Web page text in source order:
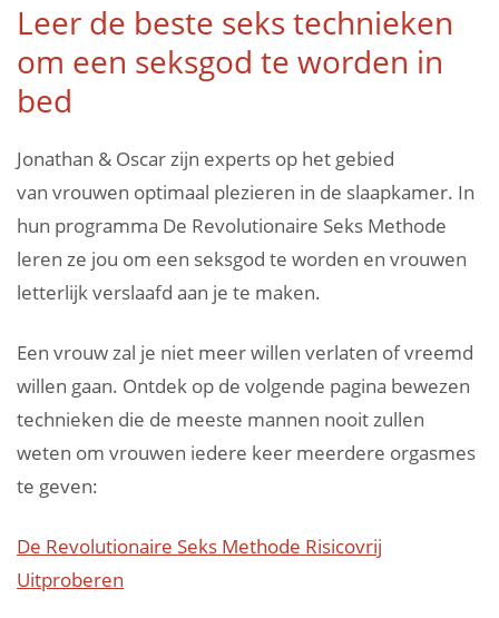
Leer de beste seks technieken
om een seksgod te worden in
bed
Jonathan & Oscar zijn experts op het gebied
van vrouwen optimaal plezieren in de slaapkamer. In
hun programma De Revolutionaire Seks Methode
leren ze jou om een seksgod te worden en vrouwen
letterlijk verslaafd aan je te maken.
Een vrouw zal je niet meer willen verlaten of vreemd
willen gaan. Ontdek op de volgende pagina bewezen
technieken die de meeste mannen nooit zullen
weten om vrouwen iedere keer meerdere orgasmes
te geven:
De Revolutionaire Seks Methode Risicovrij
Uitproberen